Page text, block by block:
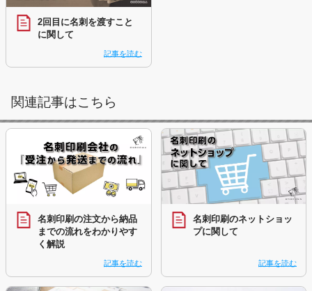
2回目に名刺を渡すこと
に関して
記事を読む
関連記事はこちら
名刺印刷の注文から納品
までの流れをわかりやす
く解説
記事を読む
名刺印刷のネットショッ
プに関して
記事を読む